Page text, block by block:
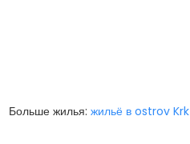
Больше жилья: жильё в ostrov Krk